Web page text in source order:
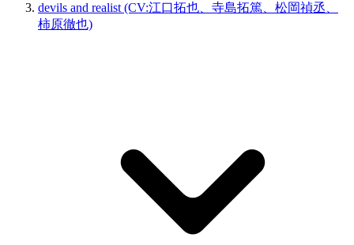
devils and realist (CV:江口拓也、寺島拓篤、松岡禎丞、
柿原徹也)